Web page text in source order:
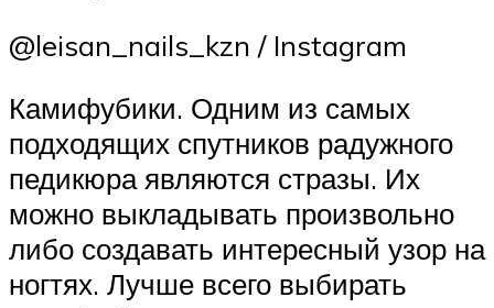
@leisan_nails_kzn / Instagram
Камифубики. Одним из самых
подходящих спутников радужного
педикюра являются стразы. Их
можно выкладывать произвольно
либо создавать интересный узор на
ногтях. Лучше всего выбирать